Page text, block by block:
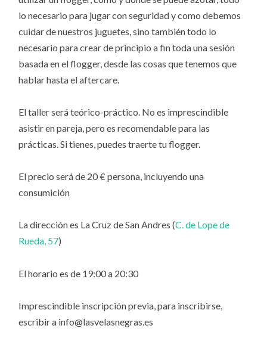
lo necesario para jugar con seguridad y como debemos
cuidar de nuestros juguetes, sino también todo lo
necesario para crear de principio a fin toda una sesión
basada en el flogger, desde las cosas que tenemos que
hablar hasta el aftercare.
El taller será teórico-práctico. No es imprescindible
asistir en pareja, pero es recomendable para las
prácticas. Si tienes, puedes traerte tu flogger.
El precio será de 20 € persona, incluyendo una
consumición
La dirección es La Cruz de San Andres (C. de Lope de
Rueda, 57)
El horario es de 19:00 a 20:30
Imprescindible inscripción previa, para inscribirse,
escribir a info@lasvelasnegras.es